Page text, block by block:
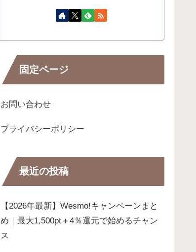
固定ページ
お問い合わせ
プライバシーポリシー
最近の投稿
【2026年最新】Wesmo!キャンペーンまと
め｜最大1,500pt＋4％還元で始めるチャン
ス